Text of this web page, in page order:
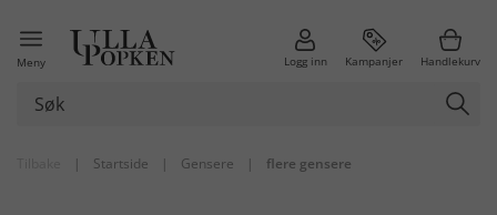
Meny Logg inn Kampanjer Handlekurv
| Startside | Gensere | flere gensere